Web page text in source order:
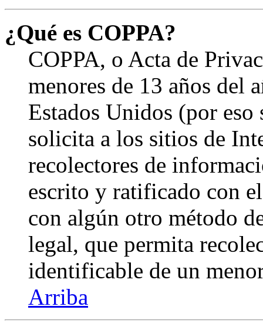
¿Qué es COPPA?
COPPA, o Acta de
menores de 13 años del
Estados Unidos (por eso
solicita a los sitios de
recolectores de
escrito y ratificado con
con algún otro método
legal, que permita
identificable de un
Arriba